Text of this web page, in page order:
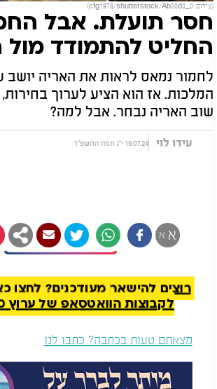
(צילום: cfg1978/shutterstock/Ab00d0_0)
חסר תועלת. אבל
החליט להתמודד מול
לחמור נמאס לראות את האריה יושב
המלכות. אז הוא הציע לערוך
שוב האריה נבחר. אבל למה?
עידו לוי 19.07.24 י"ג תמוז התשפ"ד
א א
הרב יואב בן חיים לפרשת בלק:
להמשך קריאה
רוצים להישאר מעודכנים? לחצו
לקבוצות הוואטסאפ של ערוץ 2000 >>>
מצאתם טעות בכתבה? כתבו לנו